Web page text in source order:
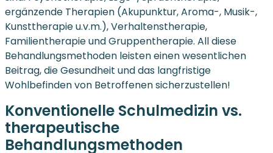
ergänzende Therapien (Akupunktur, Aroma-, Musik-,
Kunsttherapie u.v.m.), Verhaltenstherapie,
Familientherapie und Gruppentherapie. All diese
Behandlungsmethoden leisten einen wesentlichen
Beitrag, die Gesundheit und das langfristige
Wohlbefinden von Betroffenen sicherzustellen!
Konventionelle Schulmedizin vs.
therapeutische
Behandlungsmethoden